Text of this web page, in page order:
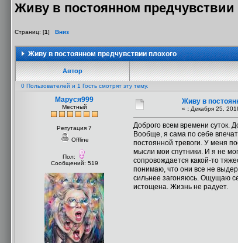
Живу в постоянном предчувствии
Страниц: [1] Вниз
Живу в постоянном предчувствии плохого
Автор
0 Пользователей и 1 Гость смотрят эту тему.
Маруся999
Местный
Репутация 7
Offline
Пол:
Сообщений: 519
Живу в
« : Декабря 25,
Доброго всем времени суток.
Вообще, я сама по себе
постоянной тревоги. У меня
мысли мои спутники. И я не
сопровождается какой-то
понимаю, что они все не
сильнее загоняюсь. Ощущаю
истощена. Жизнь не радует.